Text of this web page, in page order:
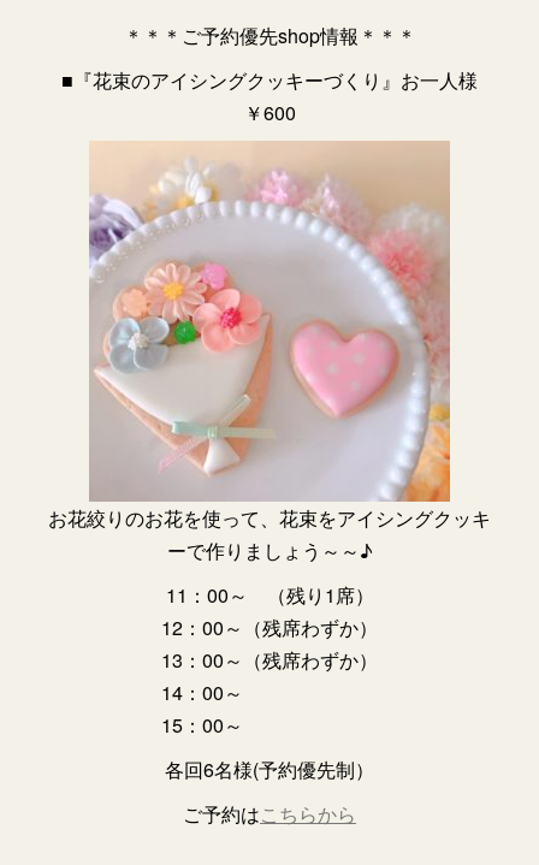
＊＊＊ご予約優先shop情報＊＊＊
■『花束のアイシングクッキーづくり』お一人様
￥600
お花絞りのお花を使って、花束をアイシングクッキ
ーで作りましょう～～♪
11：00～ （残り1席）
12：00～（残席わずか）
13：00～（残席わずか）
14：00～
15：00～
各回6名様(予約優先制）
ご予約はこちらから